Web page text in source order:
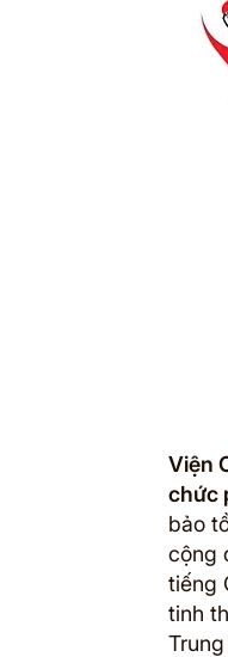
Viện
chức
bảo
cộng
tiếng
tinh